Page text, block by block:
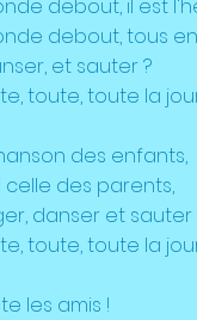
debout, il est
debout, tous
et sauter ?
toute, toute la
des enfants,
celle des parents,
danser et sauter
toute, toute la
les amis !